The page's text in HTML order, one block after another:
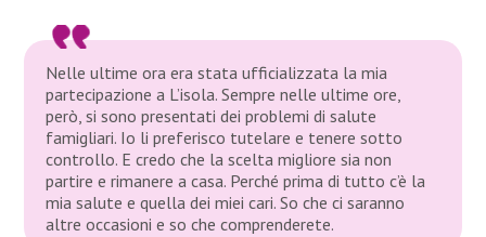
Nelle ultime ora era stata ufficializzata la mia
partecipazione a L’isola. Sempre nelle ultime ore,
però, si sono presentati dei problemi di salute
famigliari. Io li preferisco tutelare e tenere sotto
controllo. E credo che la scelta migliore sia non
partire e rimanere a casa. Perché prima di tutto c’è la
mia salute e quella dei miei cari. So che ci saranno
altre occasioni e so che comprenderete.